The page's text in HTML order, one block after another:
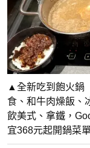
▲全新吃到飽火鍋
食、和牛肉燥飯、
飲美式、拿鐵，
宜368元起開鍋菜